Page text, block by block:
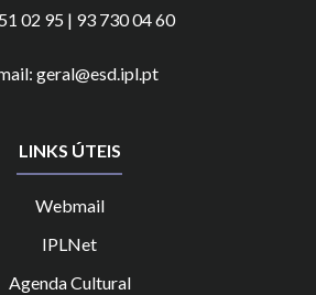
02 95 | 93 730 04 60
geral@esd.ipl.pt
LINKS ÚTEIS
Webmail
IPLNet
Agenda Cultural